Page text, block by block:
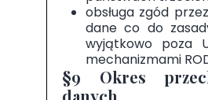
obsługa zgód
dane co do
wyjątkowo poza
mechanizmami
§9 Okres
danych